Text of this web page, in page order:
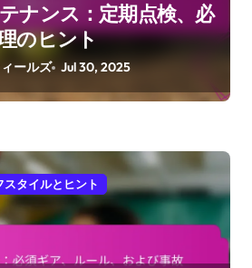
ナンス：定期点検、必
のヒント
ールズ Jul 30, 2025
タイルとヒント